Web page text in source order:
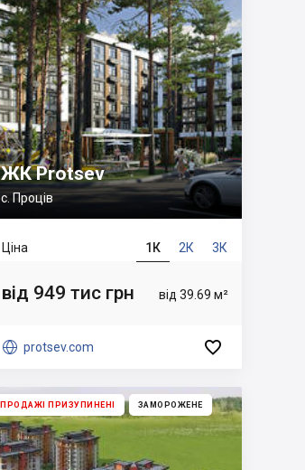
ЖК Protsev
с. Проців
1К 2К 3К
Ціна
від 39.69 м²
від 949 тис грн
 protsev.com 
ПРОДАЖІ ПРИЗУПИНЕНІ ЗАМОРОЖЕНЕ